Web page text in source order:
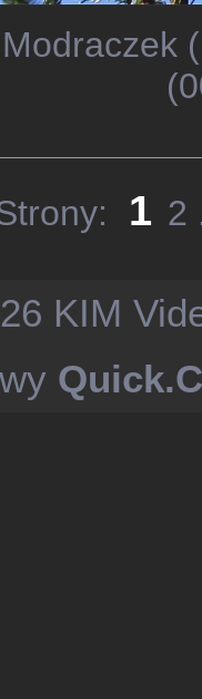
Modraczek (
1 2
KIM